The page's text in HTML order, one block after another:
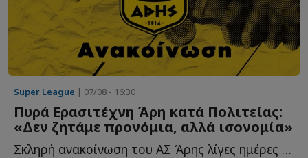
Super League | 07/08 - 16:30
Πυρά Ερασιτέχνη Άρη κατά Πολιτείας:
«Δεν ζητάμε προνόμια, αλλά ισονομία»
Σκληρή ανακοίνωση του ΑΣ Άρης λίγες ημέρες πριν από τ...